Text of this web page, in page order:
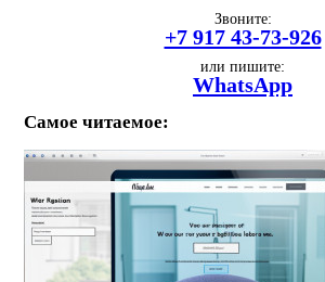
Звоните:
+7 917 43-73-926
или пишите:
WhatsApp
Самое читаемое: